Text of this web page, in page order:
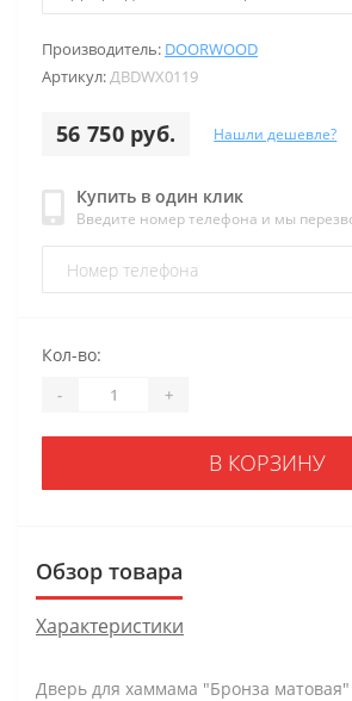
Производитель: DOORWOOD
Артикул:ДВDWХ0119
56 750 руб. Нашли дешевле?
Купить в один клик
Введите номер телефона и мы
Кол-во:
- +
В КОРЗИНУ
Обзор товара
Характеристики
Дверь для хаммама "Бронза матовая"